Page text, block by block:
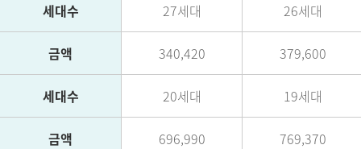
세대수 27세대 26세대
금액 340,420 379,600
세대수 20세대 19세대
금액 696,990 769,370